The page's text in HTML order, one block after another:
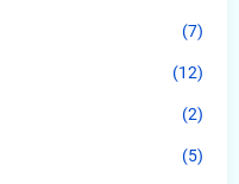
(7)
(12)
(2)
(5)